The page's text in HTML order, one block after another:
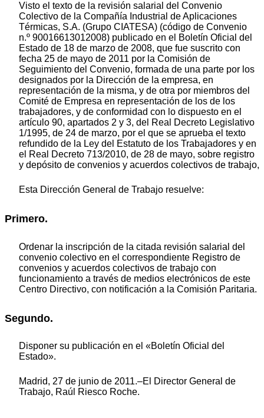
Visto el texto de la revisión salarial del Convenio
Colectivo de la Compañía Industrial de Aplicaciones
Térmicas, S.A. (Grupo CIATESA) (código de Convenio
n.º 90016613012008) publicado en el Boletín Oficial del
Estado de 18 de marzo de 2008, que fue suscrito con
fecha 25 de mayo de 2011 por la Comisión de
Seguimiento del Convenio, formada de una parte por los
designados por la Dirección de la empresa, en
representación de la misma, y de otra por miembros del
Comité de Empresa en representación de los de los
trabajadores, y de conformidad con lo dispuesto en el
artículo 90, apartados 2 y 3, del Real Decreto Legislativo
1/1995, de 24 de marzo, por el que se aprueba el texto
refundido de la Ley del Estatuto de los Trabajadores y en
el Real Decreto 713/2010, de 28 de mayo, sobre registro
y depósito de convenios y acuerdos colectivos de trabajo,
Esta Dirección General de Trabajo resuelve:
Primero.
Ordenar la inscripción de la citada revisión salarial del
convenio colectivo en el correspondiente Registro de
convenios y acuerdos colectivos de trabajo con
funcionamiento a través de medios electrónicos de este
Centro Directivo, con notificación a la Comisión Paritaria.
Segundo.
Disponer su publicación en el «Boletín Oficial del
Estado».
Madrid, 27 de junio de 2011.–El Director General de
Trabajo, Raúl Riesco Roche.